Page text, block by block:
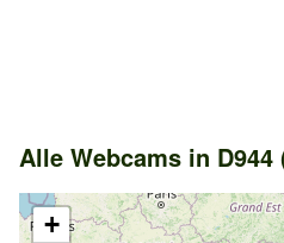
Alle Webcams in D944
+